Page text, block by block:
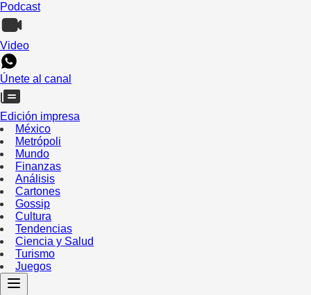
Podcast
Video
Únete al canal
Edición impresa
México
Metrópoli
Mundo
Finanzas
Análisis
Cartones
Gossip
Cultura
Tendencias
Ciencia y Salud
Turismo
Juegos